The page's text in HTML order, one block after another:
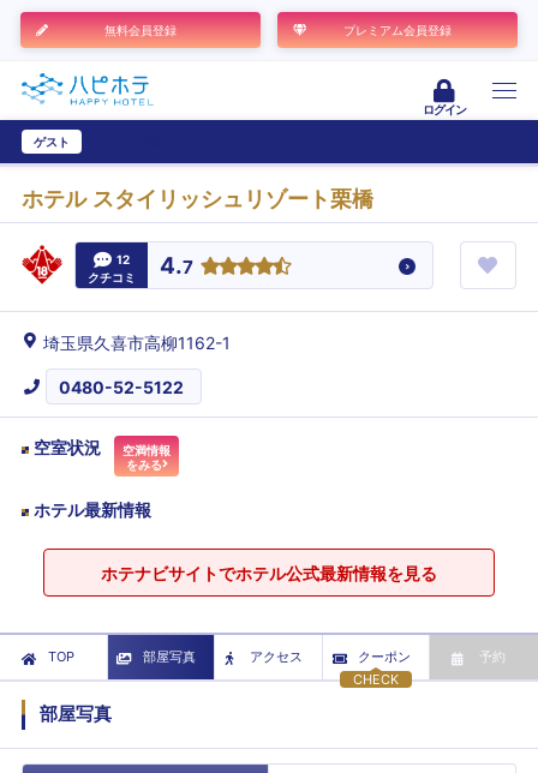
無料会員登録 プレミアム会員登録
ログイン
ゲスト
ホテル スタイリッシュリゾート栗橋
12
クチコミ
4.7
埼玉県久喜市高柳1162-1
0480-52-5122
空室状況
空満情報
をみる
ホテル最新情報
ホテナビサイトでホテル公式最新情報を見る
TOP 部屋写真
アクセス
CHECK
クーポン 予約
部屋写真